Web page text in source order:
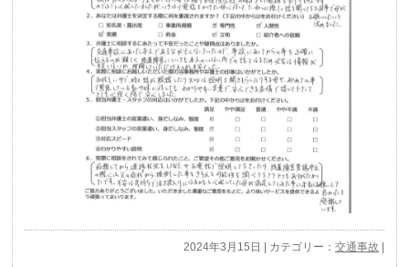
2024年3月15日 | カテゴリー：交通事故